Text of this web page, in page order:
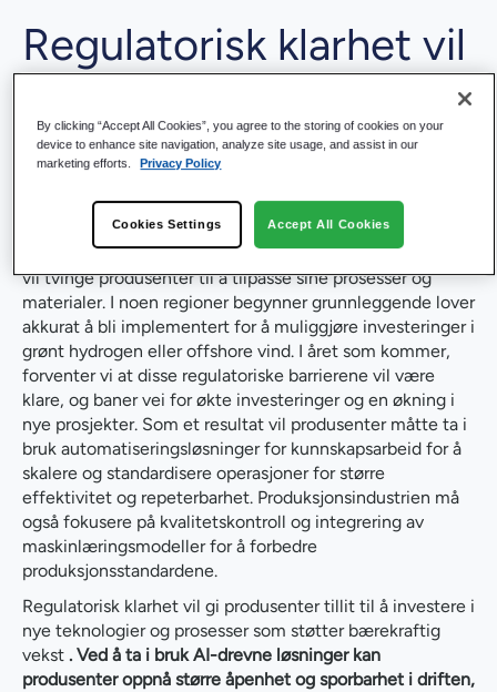
Regulatorisk klarhet vil
bærekraftig
produksjon
Økende reguleringer rundt bærekraft og miljøpåvirkning
vil tvinge produsenter til å tilpasse sine prosesser og
materialer. I noen regioner begynner grunnleggende lover
akkurat å bli implementert for å muliggjøre investeringer i
grønt hydrogen eller offshore vind. I året som kommer,
forventer vi at disse regulatoriske barrierene vil være
klare, og baner vei for økte investeringer og en økning i
nye prosjekter. Som et resultat vil produsenter måtte ta i
bruk automatiseringsløsninger for kunnskapsarbeid for å
skalere og standardisere operasjoner for større
effektivitet og repeterbarhet. Produksjonsindustrien må
også fokusere på kvalitetskontroll og integrering av
maskinlæringsmodeller for å forbedre
produksjonsstandardene.
Regulatorisk klarhet vil gi produsenter tillit til å investere i
nye teknologier og prosesser som støtter bærekraftig
vekst . Ved å ta i bruk AI-drevne løsninger kan
produsenter oppnå større åpenhet og sporbarhet i driften,
By clicking “Accept All Cookies”, you agree to the storing of cookies on your
device to enhance site navigation, analyze site usage, and assist in our
marketing efforts.
Privacy Policy
Cookies Settings Accept All Cookies